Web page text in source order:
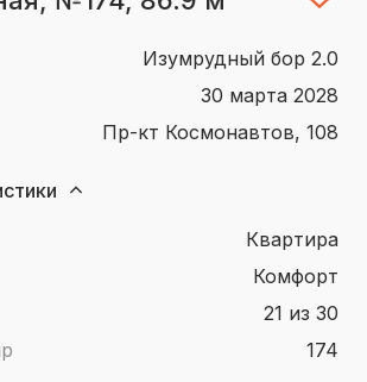
Изумрудный бор 2.0
30 марта 2028
пр-кт Космонавтов, 108
квартира
Комфорт
21 из 30
174